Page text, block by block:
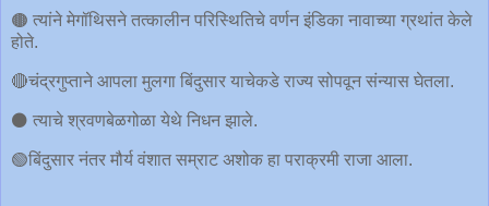
🟤 त्यांने मेगॉथिसने तत्कालीन परिस्थितिचे वर्णन इंडिका नावाच्या ग्रथांत केले
होते.
🔴चंद्रगुप्ताने आपला मुलगा बिंदुसार याचेकडे राज्य सोपवून संन्यास घेतला.
⚫️ त्याचे श्रवणबेळगोळा येथे निधन झाले.
🟢बिंदुसार नंतर मौर्य वंशात सम्राट अशोक हा पराक्रमी राजा आला.